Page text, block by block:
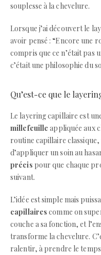
souplesse à la chevelure.
Lorsque j’ai découvert le
avoir pensé : “Encore une
compris que ce n’était pas
c’était une philosophie du
Qu’est-ce que le
Le layering capillaire est
millefeuille appliquée aux
routine capillaire classique,
d’appliquer un soin au
précis pour que chaque
suivant.
L’idée est simple mais
capillaires comme on
couche a sa fonction, et
transforme la chevelure.
ralentir, à prendre le